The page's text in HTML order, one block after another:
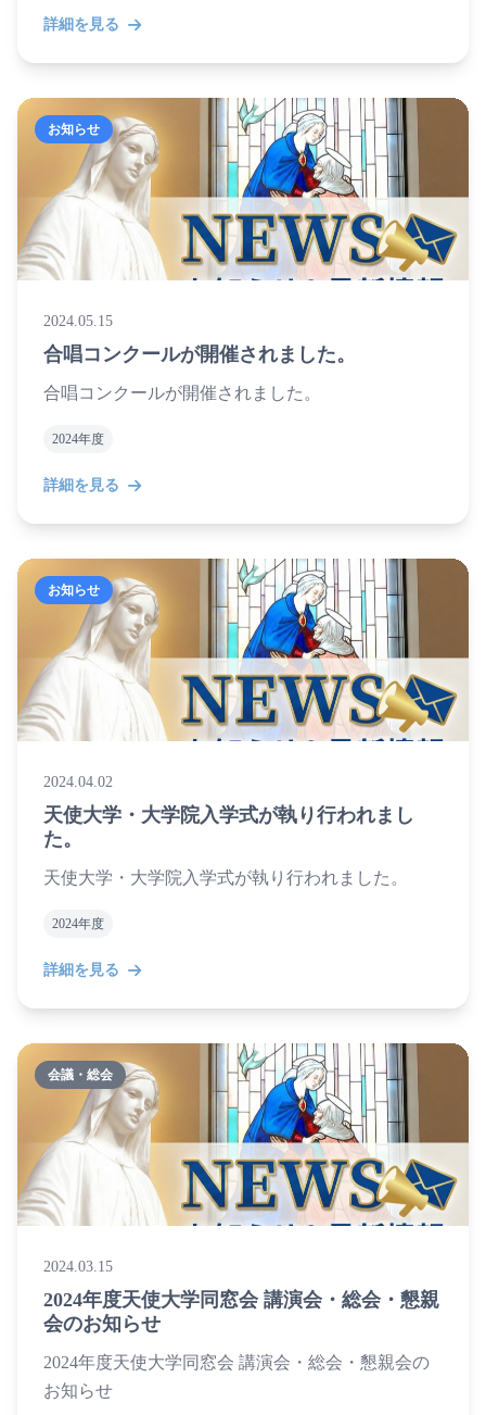
詳細を見る
お知らせ
2024.05.15
合唱コンクールが開催されました。
合唱コンクールが開催されました。
2024年度
詳細を見る
お知らせ
2024.04.02
天使大学・大学院入学式が執り行われまし
た。
天使大学・大学院入学式が執り行われました。
2024年度
詳細を見る
会議・総会
2024.03.15
2024年度天使大学同窓会 講演会・総会・懇親
会のお知らせ
2024年度天使大学同窓会 講演会・総会・懇親会の
お知らせ